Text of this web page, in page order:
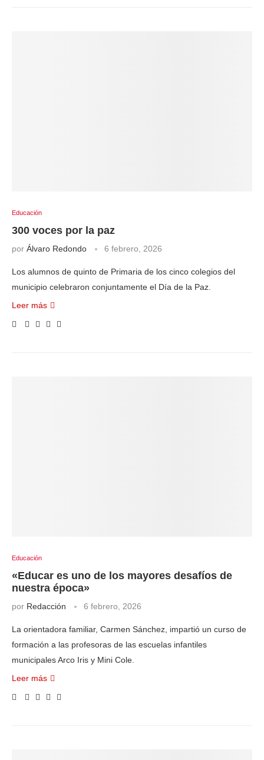
Educación
300 voces por la paz
por Álvaro Redondo 6 febrero, 2026
Los alumnos de quinto de Primaria de los cinco colegios del
municipio celebraron conjuntamente el Día de la Paz.
Leer más
Educación
«Educar es uno de los mayores desafíos de
nuestra época»
por Redacción 6 febrero, 2026
La orientadora familiar, Carmen Sánchez, impartió un curso de
formación a las profesoras de las escuelas infantiles
municipales Arco Iris y Mini Cole.
Leer más